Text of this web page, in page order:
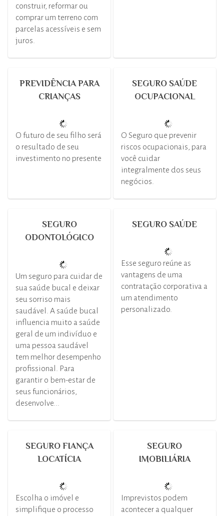
construir, reformar ou
comprar um terreno com
parcelas acessíveis e sem
juros.
PREVIDÊNCIA PARA
CRIANÇAS
O futuro de seu filho será
o resultado de seu
investimento no presente
SEGURO SAÚDE
OCUPACIONAL
O Seguro que prevenir
riscos ocupacionais, para
você cuidar
integralmente dos seus
negócios.
SEGURO
ODONTOLÓGICO
Um seguro para cuidar de
sua saúde bucal e deixar
seu sorriso mais
saudável. A saúde bucal
influencia muito a saúde
geral de um indivíduo e
uma pessoa saudável
tem melhor desempenho
profissional. Para
garantir o bem-estar de
seus funcionários,
desenvolve...
SEGURO SAÚDE
Esse seguro reúne as
vantagens de uma
contratação corporativa a
um atendimento
personalizado.
SEGURO FIANÇA
LOCATÍCIA
Escolha o imóvel e
simplifique o processo
SEGURO
IMOBILIÁRIA
Imprevistos podem
acontecer a qualquer